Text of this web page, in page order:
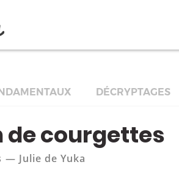
DÉCRYPTAGES
de courgettes
— Julie de Yuka